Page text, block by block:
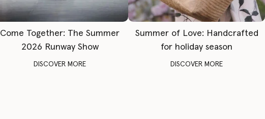
Come Together: The Summer
2026 Runway Show
DISCOVER MORE
Summer of Love: Handcrafted
for holiday season
DISCOVER MORE